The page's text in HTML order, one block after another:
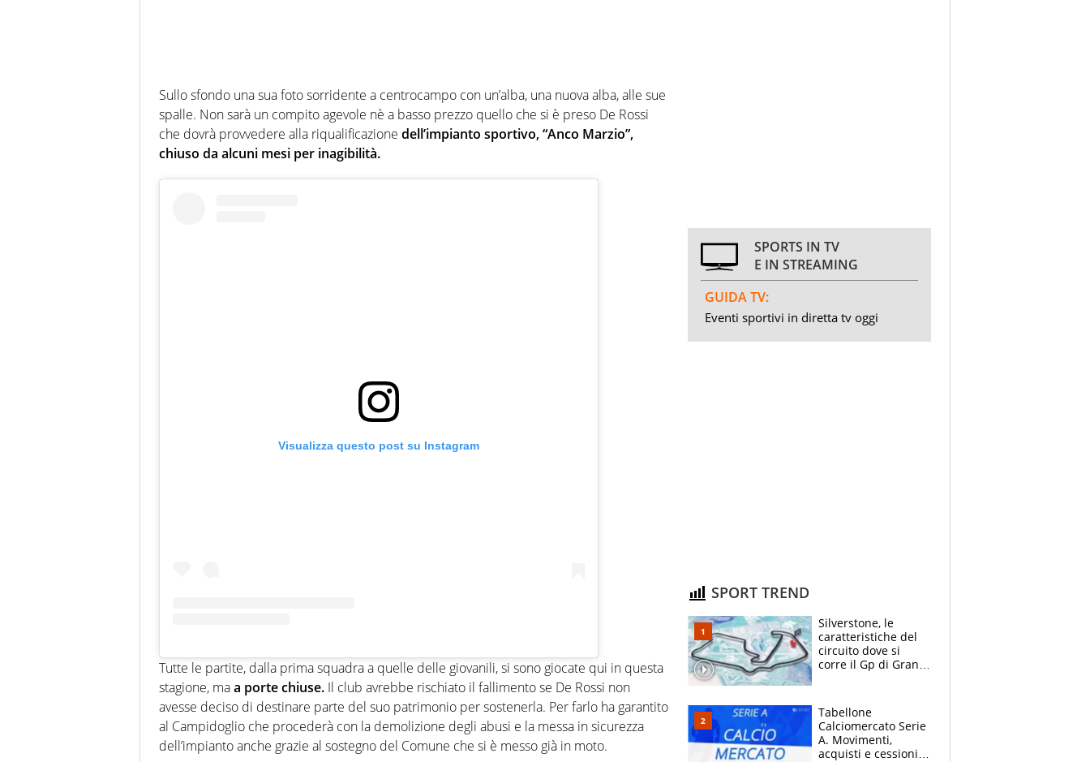
Sullo sfondo una sua foto sorridente a centrocampo con un’alba, una nuova alba, alle sue
spalle. Non sarà un compito agevole nè a basso prezzo quello che si è preso De Rossi
che dovrà provvedere alla riqualificazione dell’impianto sportivo, “Anco Marzio”,
chiuso da alcuni mesi per inagibilità.
Visualizza questo post su Instagram
Tutte le partite, dalla prima squadra a quelle delle giovanili, si sono giocate qui in questa
stagione, maa porte chiuse. Il club avrebbe rischiato il fallimento se De Rossi non
avesse deciso di destinare parte del suo patrimonio per sostenerla. Per farlo ha garantito
al Campidoglio che procederà con la demolizione degli abusi e la messa in sicurezza
dell’impianto anche grazie al sostegno del Comune che si è messo già in moto.
SPORTS IN TV
E IN STREAMING
GUIDA TV:
Eventi sportivi in diretta tv oggi
SPORT TREND
Silverstone, le
caratteristiche del
circuito dove si
corre il Gp di Gran
Tabellone
Calciomercato Serie
A. Movimenti,
acquisti e cessioni: